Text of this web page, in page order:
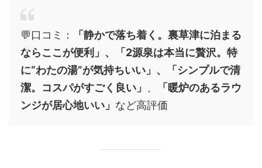
💬口コミ：
「静かで落ち着く。裏草津に泊まる
ならここが便利」、「2源泉は本当に贅沢。特
に“わたの湯”が気持ちいい」、「シンプルで清
潔。コスパがすごく良い」 、
「暖炉のあるラウ
ンジが居心地いい」 など高評価